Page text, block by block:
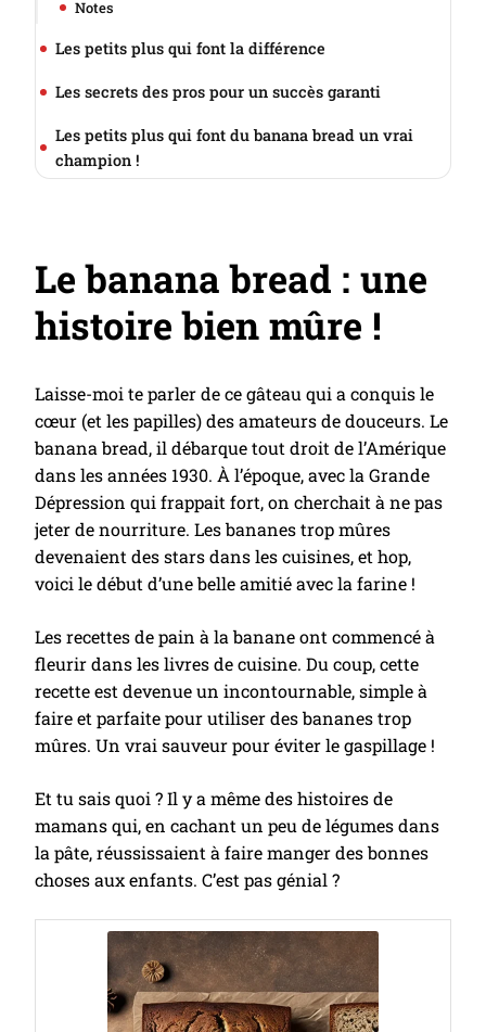
Notes
Les petits plus qui font la différence
Les secrets des pros pour un succès garanti
Les petits plus qui font du banana bread un vrai
champion !
Le banana bread : une
histoire bien mûre !
Laisse-moi te parler de ce gâteau qui a conquis le
cœur (et les papilles) des amateurs de douceurs. Le
banana bread, il débarque tout droit de l’Amérique
dans les années 1930. À l’époque, avec la Grande
Dépression qui frappait fort, on cherchait à ne pas
jeter de nourriture. Les bananes trop mûres
devenaient des stars dans les cuisines, et hop,
voici le début d’une belle amitié avec la farine !
Les recettes de pain à la banane ont commencé à
fleurir dans les livres de cuisine. Du coup, cette
recette est devenue un incontournable, simple à
faire et parfaite pour utiliser des bananes trop
mûres. Un vrai sauveur pour éviter le gaspillage !
Et tu sais quoi ? Il y a même des histoires de
mamans qui, en cachant un peu de légumes dans
la pâte, réussissaient à faire manger des bonnes
choses aux enfants. C’est pas génial ?